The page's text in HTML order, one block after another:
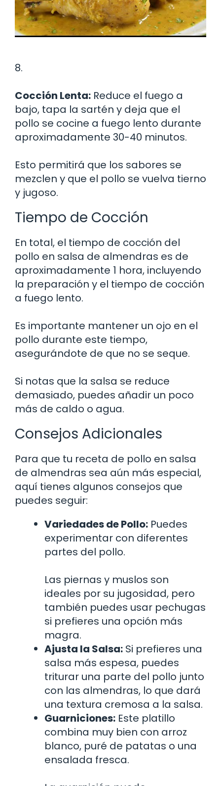
8.
Cocción Lenta: Reduce el fuego a
bajo, tapa la sartén y deja que el
pollo se cocine a fuego lento durante
aproximadamente 30-40 minutos.
Esto permitirá que los sabores se
mezclen y que el pollo se vuelva tierno
y jugoso.
Tiempo de Cocción
En total, el tiempo de cocción del
pollo en salsa de almendras es de
aproximadamente 1 hora, incluyendo
la preparación y el tiempo de cocción
a fuego lento.
Es importante mantener un ojo en el
pollo durante este tiempo,
asegurándote de que no se seque.
Si notas que la salsa se reduce
demasiado, puedes añadir un poco
más de caldo o agua.
Consejos Adicionales
Para que tu receta de pollo en salsa
de almendras sea aún más especial,
aquí tienes algunos consejos que
puedes seguir:
Variedades de Pollo: Puedes
experimentar con diferentes
partes del pollo.
Las piernas y muslos son
ideales por su jugosidad, pero
también puedes usar pechugas
si prefieres una opción más
magra.
Ajusta la Salsa: Si prefieres una
salsa más espesa, puedes
triturar una parte del pollo junto
con las almendras, lo que dará
una textura cremosa a la salsa.
Guarniciones: Este platillo
combina muy bien con arroz
blanco, puré de patatas o una
ensalada fresca.